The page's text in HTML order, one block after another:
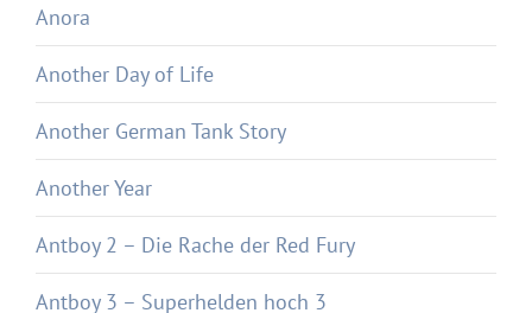
Anora
Another Day of Life
Another German Tank Story
Another Year
Antboy 2 – Die Rache der Red Fury
Antboy 3 – Superhelden hoch 3